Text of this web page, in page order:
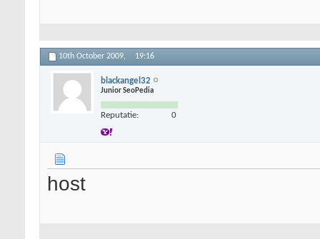
10th October 2009, 19:16
blackangel32
Junior SeoPedia
Reputatie: 0
host